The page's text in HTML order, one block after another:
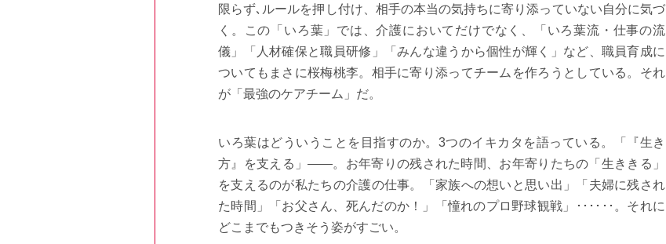
限らず､ルールを押し付け、相手の本当の気持ちに寄り添っていない自分に気づ
く。この「いろ葉」では、介護においてだけでなく、「いろ葉流・仕事の流
儀」「人材確保と職員研修」「みんな違うから個性が輝く」など、職員育成に
ついてもまさに桜梅桃李。相手に寄り添ってチームを作ろうとしている。それ
が「最強のケアチーム」だ。
いろ葉はどういうことを目指すのか。 3つのイキカタを語っている。「『生き
方』を支える」――。お年寄りの残された時間、お年寄りたちの「生ききる」
を支えるのが私たちの介護の仕事。「家族への想いと思い出」「夫婦に残され
た時間」「お父さん、死んだのか！」「憧れのプロ野球観戦」
･･････ 。それに
どこまでもつきそう姿がすごい。